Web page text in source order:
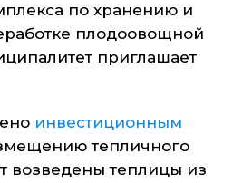
по хранению и
плодоовощной
приглашает
инвестиционным
тепличного
возведены теплицы из